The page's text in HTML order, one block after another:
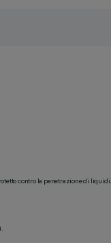
contro la penetrazione di liquidi.